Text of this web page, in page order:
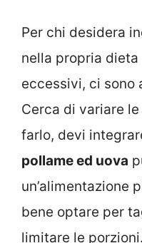
Per chi desidera
nella propria
eccessivi, ci sono
Cerca di variare
farlo, devi
pollame ed uova
un’alimentazione
bene optare per
limitare le porzioni.